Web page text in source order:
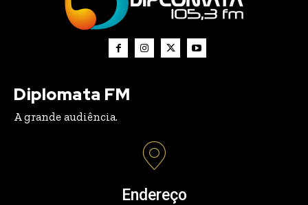
Diplomata FM
A grande audiência.
Endereço